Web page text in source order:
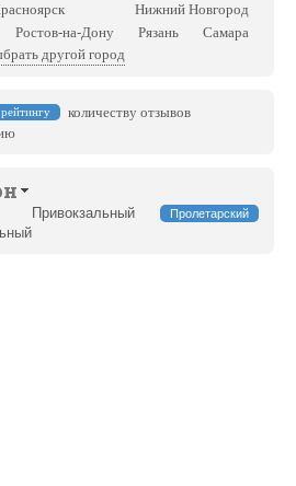
Нижний Новгород
Ростов-на-Дону Рязань
Самара
другой город
рейтингу
количеству отзывов
Привокзальный Пролетарский